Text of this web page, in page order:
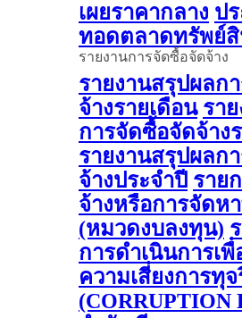
เผยราคากลาง ป
ทอดตลาดทรัพย์
รายงานการจัดซื้อจัดจ้าง
รายงานสรุปผลก
จ้างรายเดือน รา
การจัดซื้อจัดจ้าง
รายงานสรุปผลก
จ้างประจำปี ราย
จ้างหรือการจัดห
(หมวดงบลงทุน)
การดําเนินการเ
ความเสี่ยงการทุ
(CORRUPTION